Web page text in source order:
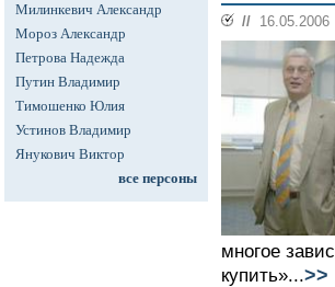
Милинкевич Александр
Мороз Александр
Петрова Надежда
Путин Владимир
Тимошенко Юлия
Устинов Владимир
Янукович Виктор
все персоны
// 16.05.2006
многое
купить»...>>